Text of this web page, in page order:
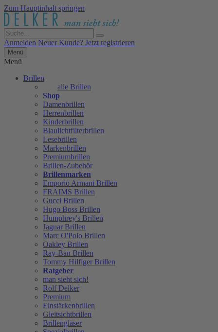
Zum Hauptinhalt springen
Anmelden Neuer Kunde? Jetzt registrieren
Menü
Menü
Brillen
alle Brillen
Shop
Damenbrillen
Herrenbrillen
Kinderbrillen
Blaulichtfilterbrillen
Lesebrillen
Markenbrillen
Premiumbrillen
Brillen-Zubehör
Brillenmarken
Emporio Armani Brillen
FRAIMS Brillen
Gucci Brillen
Hugo Boss Brillen
Humphrey's Brillen
Jaguar Brillen
Marc O'Polo Brillen
Oakley Brillen
Ray-Ban Brillen
Tommy Hilfiger Brillen
Ratgeber
man sieht sich!
Rolf Delker
Premium
Einstärkenbrillen
Gleitsichtbrillen
Brillengläser